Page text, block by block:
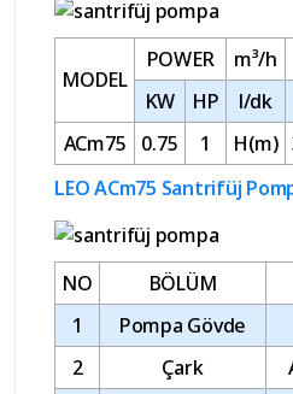
MODEL
POWER m³/h
KW
HP l/dk
ACm75
0.75 1 H(m)
LEO ACm75 Santrifüj
NO BÖLÜM
1
Pompa Gövde
2
Çark